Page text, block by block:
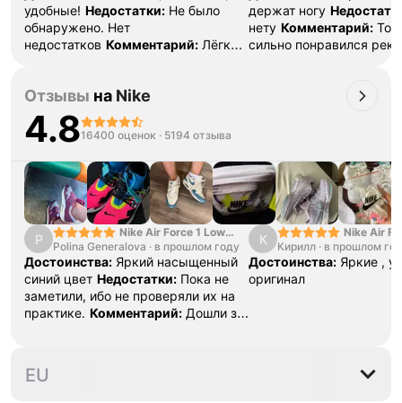
удобные! Недостатки: Не было
обнаружено. Нет
недостатков Комментарий: Лёгкая
держат ногу
нету Комментарий:
сильно понравился
Отзывы на Nike
4.816400 оценок · 5194 отзыва
P
Nike Air Force 1 Low
College Pack White
Blue
Polina Generalova · в прошлом году
Достоинства: Яркий насыщенный
синий цвет Недостатки: Пока не
заметили, ибо не проверяли их на
практике. Комментарий: Дошли за
К
Nike Air
Yellow
Кирилл · в прошлом
Достоинства: Яркие ,
оригинал
42
EU